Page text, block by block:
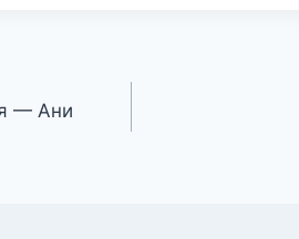
— Ани